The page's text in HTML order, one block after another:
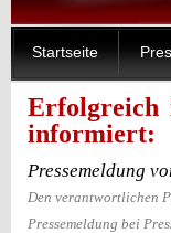
Startseite
informiert:
Pressemeldung
Den verantwortlichen
Pressemeldung bei